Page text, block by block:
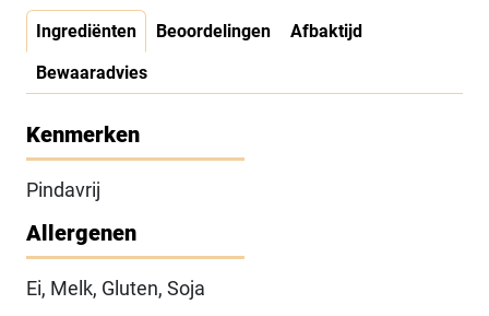
Ingrediënten Beoordelingen
Afbaktijd
Bewaaradvies
Kenmerken
Pindavrij
Allergenen
Ei, Melk, Gluten, Soja